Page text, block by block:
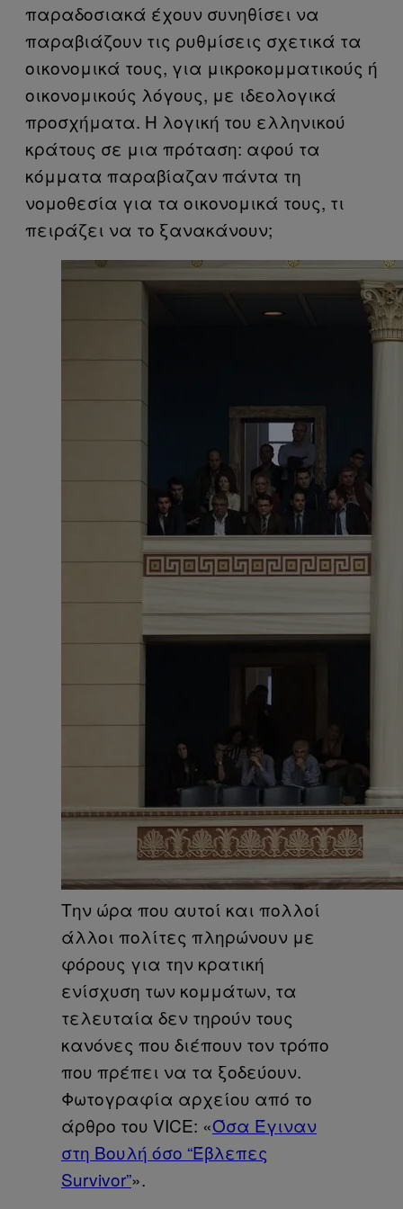
παραδοσιακά έχουν συνηθίσει να
παραβιάζουν τις ρυθμίσεις σχετικά τα
οικονομικά τους, για μικροκομματικούς ή
οικονομικούς λόγους, με ιδεολογικά
προσχήματα. Η λογική του ελληνικού
κράτους σε μια πρόταση: αφού τα
κόμματα παραβίαζαν πάντα τη
νομοθεσία για τα οικονομικά τους, τι
πειράζει να το ξανακάνουν;
Την ώρα που αυτοί και πολλοί
άλλοι πολίτες πληρώνουν με
φόρους για την κρατική
ενίσχυση των κομμάτων, τα
τελευταία δεν τηρούν τους
κανόνες που διέπουν τον τρόπο
που πρέπει να τα ξοδεύουν.
Φωτογραφία αρχείου από το
άρθρο του VICE: «Όσα Έγιναν
στη Βουλή όσο “Έβλεπες
Survivor”».